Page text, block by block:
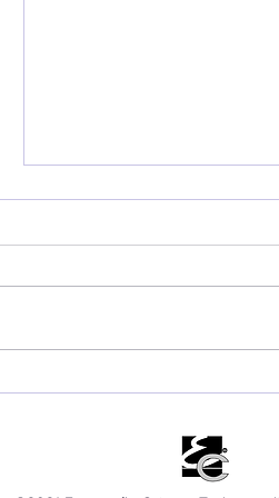
Prefeito Toninho
Semana Internacional
de Vela e impacto de